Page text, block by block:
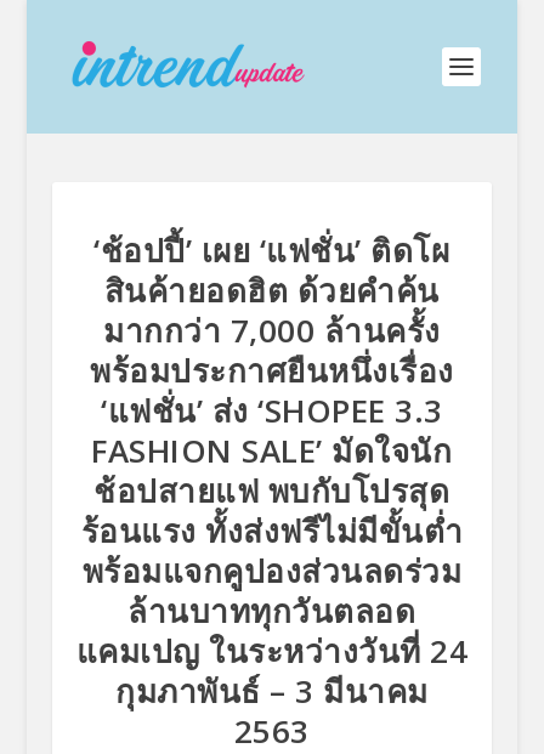
‘ช้อปปี้’ เผย ‘แฟชั่น’ ติดโผ
สินค้ายอดฮิต ด้วยคำค้น
มากกว่า 7,000 ล้านครั้ง
พร้อมประกาศยืนหนึ่งเรื่อง
‘แฟชั่น’ ส่ง ‘SHOPEE 3.3
FASHION SALE’ มัดใจนัก
ช้อปสายแฟ พบกับโปรสุด
ร้อนแรง ทั้งส่งฟรีไม่มีขั้นต่ำ
พร้อมแจกคูปองส่วนลดร่วม
ล้านบาททุกวันตลอด
แคมเปญ ในระหว่างวันที่ 24
กุมภาพันธ์ – 3 มีนาคม
2563